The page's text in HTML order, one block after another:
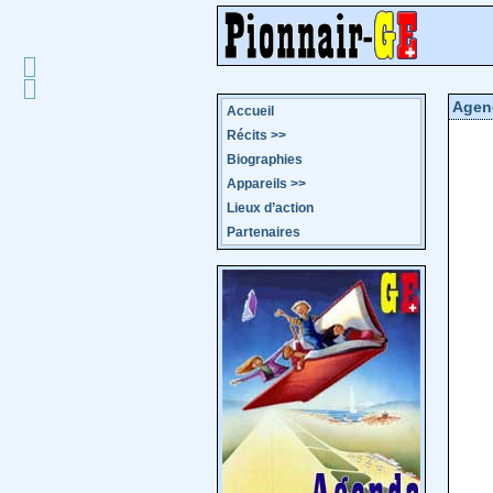
Accueil
Récits >>
Biographies
Appareils >>
Lieux d’action
Partenaires